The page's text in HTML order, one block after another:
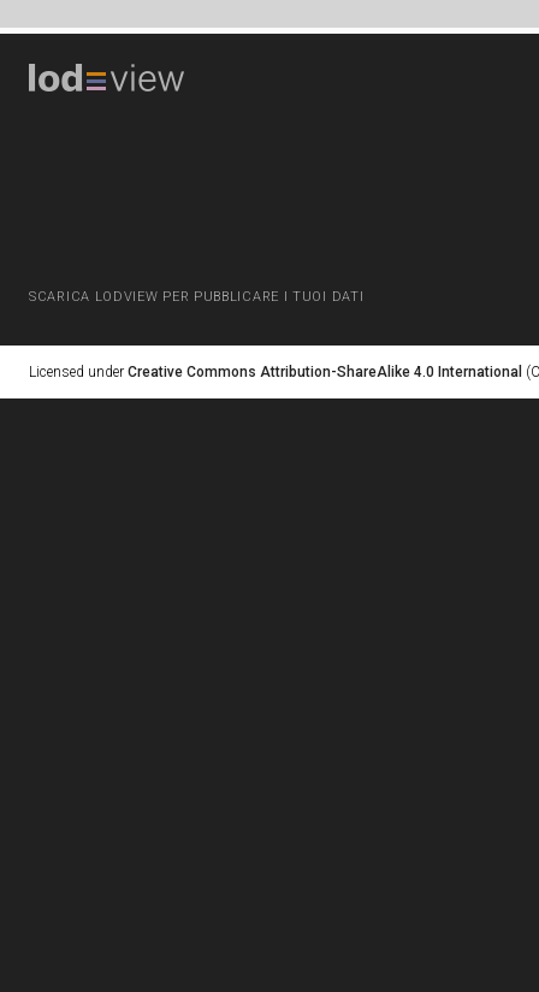
SCARICA LODVIEW PER PUBBLICARE I TUOI DATI
Licensed under Creative Commons Attribution-ShareAlike 4.0 International